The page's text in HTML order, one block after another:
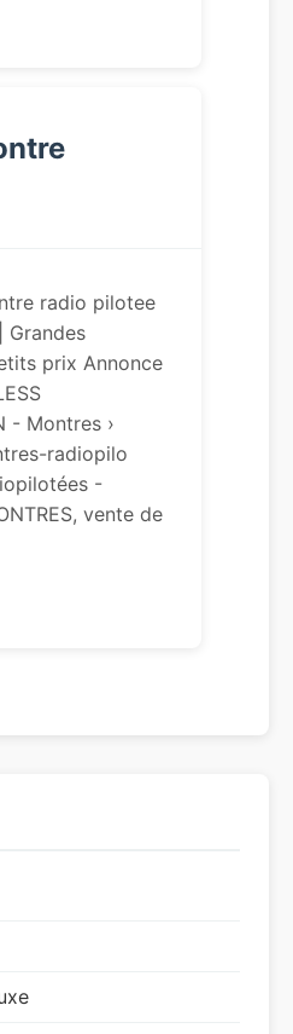
radio pilotee
Grandes
prix Annonce
- Montres ›
radiopilo
-
vente de